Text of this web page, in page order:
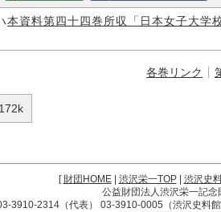
本資料第四十四巻所収「日本女子大学
各巻リンク
[財団HOME| 渋沢栄一TOP| 渋沢史
公益財団法人渋沢栄一記
3910-2314（代表） 03-3910-0005（渋沢史料